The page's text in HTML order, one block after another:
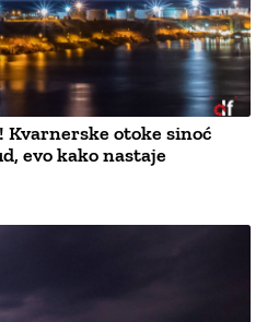
Kvarnerske otoke sinoć
evo kako nastaje